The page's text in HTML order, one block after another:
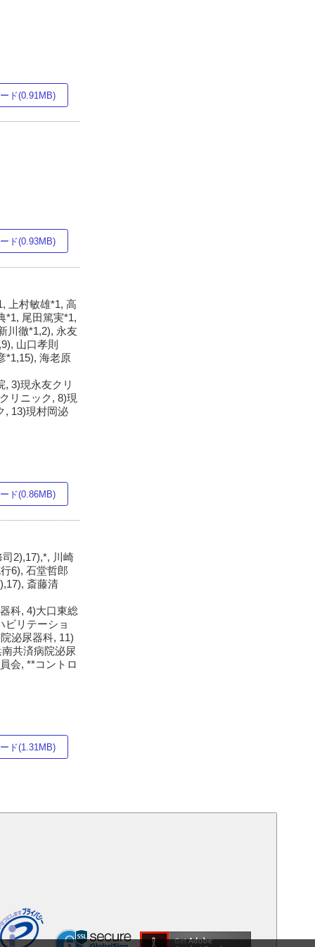
ド(0.91MB)
ド(0.93MB)
上村敏雄*1, 高
*1, 尾田篤実*1,
川徹*1,2), 永友
山口孝則
*1,15), 海老原
3)現永友クリ
リニック, 8)現
, 13)現村岡泌
ド(0.86MB)
2),17),*, 川崎
6), 石堂哲郎
斎藤清
科, 4)大口東総
ビリテーショ
泌尿器科, 11)
共済病院泌尿
会, **コントロ
ド(1.31MB)